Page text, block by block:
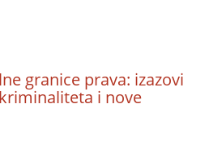
granice prava: izazovi
i nove